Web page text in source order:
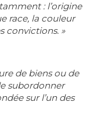
: l’origine
race, la couleur
convictions. »
de biens ou de
subordonner
sur l’un des